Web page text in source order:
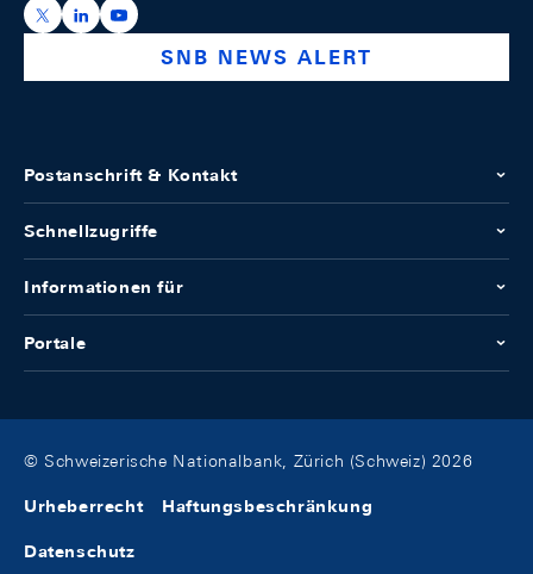
https://x.com/snb_bns
https://ch.linkedin.com/company/swiss-national-
https://www.youtube.com/@swissnationalbank
SNB NEWS ALERT
Postanschrift & Kontakt
Schnellzugriffe
Informationen für
Portale
© Schweizerische Nationalbank, Zürich (Schweiz) 2026
Urheberrecht Haftungsbeschränkung
Datenschutz